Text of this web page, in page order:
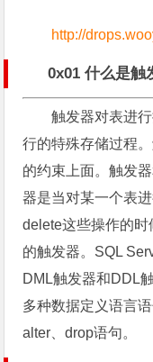
http://
0x01 什么是触
触发器对表进
行的特殊存储过程
的约束上面。触发
器是当对某一个表
delete这些操作的
的触发器。SQL
DML触发器和DDL
多种数据定义语言
alter、drop语句。